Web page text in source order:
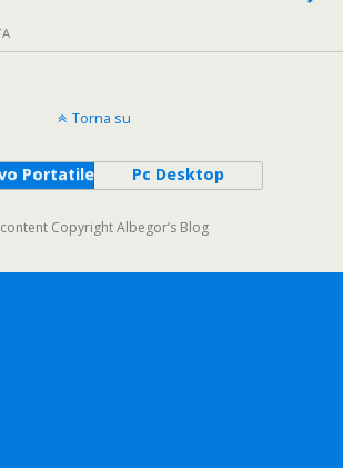
Torna su
Portatile Pc Desktop
Copyright Albegor’s Blog